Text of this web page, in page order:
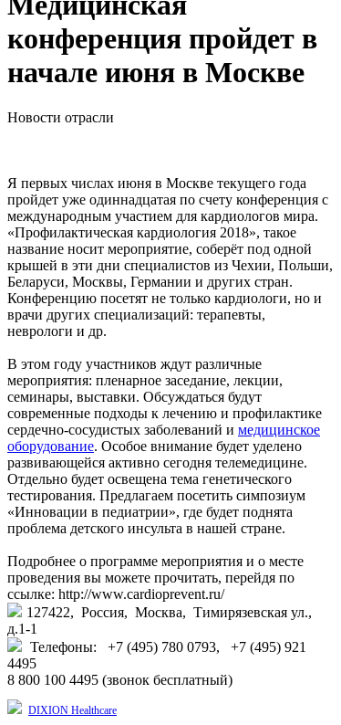
конференция пройдет в
начале июня в Москве
Новости отрасли
Я первых числах июня в Москве текущего года
пройдет уже одиннадцатая по счету конференция с
международным участием для кардиологов мира.
«Профилактическая кардиология 2018», такое
название носит мероприятие, соберёт под одной
крышей в эти дни специалистов из Чехии, Польши,
Беларуси, Москвы, Германии и других стран.
Конференцию посетят не только кардиологи, но и
врачи других специализаций: терапевты,
неврологи и др.
В этом году участников ждут различные
мероприятия: пленарное заседание, лекции,
семинары, выставки. Обсуждаться будут
современные подходы к лечению и профилактике
сердечно-сосудистых заболеваний и медицинское
оборудование. Особое внимание будет уделено
развивающейся активно сегодня телемедицине.
Отдельно будет освещена тема генетического
тестирования. Предлагаем посетить симпозиум
«Инновации в педиатрии», где будет поднята
проблема детского инсульта в нашей стране.
Подробнее о программе мероприятия и о месте
проведения вы можете прочитать, перейдя по
ссылке: http://www.cardioprevent.ru/
127422, Россия, Москва, Тимирязевская ул.,
д.1-1
Телефоны: +7 (495) 780 0793, +7 (495) 921
4495
8 800 100 4495 (звонок бесплатный)
DIXION Healthcare